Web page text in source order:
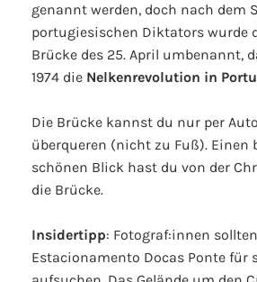
genannt werden, doch nach dem
portugiesischen Diktators wurde
Brücke des 25. April umbenannt,
1974 die Nelkenrevolution in
Die Brücke kannst du nur per
überqueren (nicht zu Fuß). Einen
schönen Blick hast du von der
die Brücke.
Insidertipp: Fotograf:innen
Estacionamento Docas Ponte für